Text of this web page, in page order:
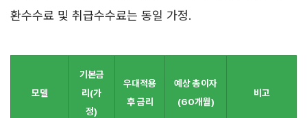
환수수료 및 취급수수료는 동일 가정.
모델
기본금
리(가
정)
우대적용
후 금리
예상 총이자
(60개월)
비고